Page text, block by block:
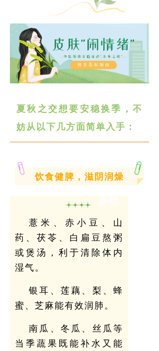
夏秋之交想要安稳换季，不
妨从以下几方面简单入手：
饮食健脾，滋阴润燥
薏米、赤小豆、山
药、茯苓、白扁豆熬粥
或煲汤，利于清除体内
湿气。
银耳、莲藕、梨、蜂
蜜、芝麻能有效润肺。
南瓜、冬瓜、丝瓜等
当季蔬果既能补水又能